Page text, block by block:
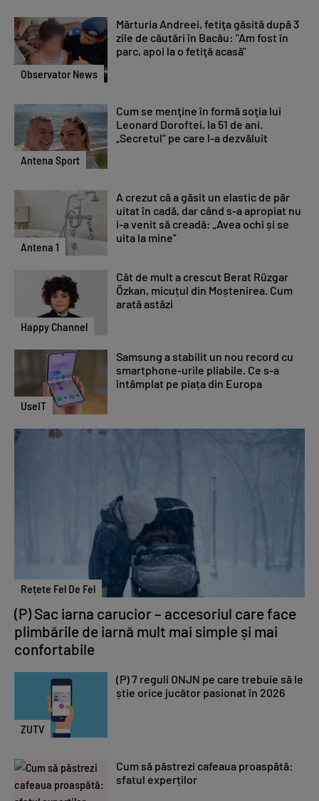
Observator News
Mărturia Andreei, fetiţa găsită după 3
zile de căutări în Bacău: "Am fost în
parc, apoi la o fetiţă acasă"
Antena Sport
Cum se menţine în formă soţia lui
Leonard Doroftei, la 51 de ani.
„Secretul” pe care l-a dezvăluit
Antena 1
A crezut că a găsit un elastic de păr
uitat în cadă, dar când s-a apropiat nu
i-a venit să creadă: „Avea ochi și se
uita la mine”
Happy Channel
Cât de mult a crescut Berat Rüzgar
Özkan, micuțul din Moștenirea. Cum
arată astăzi
UseIT
Samsung a stabilit un nou record cu
smartphone-urile pliabile. Ce s-a
întâmplat pe piața din Europa
Rețete Fel De Fel
(P) Sac iarna carucior – accesoriul care face
plimbările de iarnă mult mai simple și mai
confortabile
ZUTV
(P) 7 reguli ONJN pe care trebuie să le
știe orice jucător pasionat în 2026
Cum să păstrezi cafeaua proaspătă:
sfatul experților